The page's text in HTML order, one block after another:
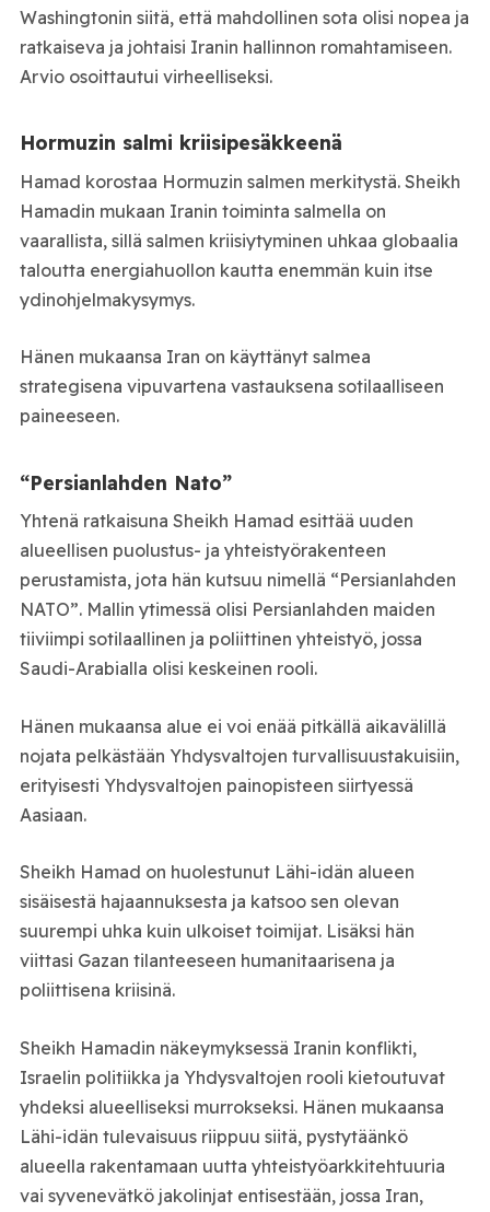
Washingtonin siitä, että mahdollinen sota olisi nopea ja
ratkaiseva ja johtaisi Iranin hallinnon romahtamiseen.
Arvio osoittautui virheelliseksi.
Hormuzin salmi kriisipesäkkeenä
Hamad korostaa Hormuzin salmen merkitystä. Sheikh
Hamadin mukaan Iranin toiminta salmella on
vaarallista, sillä salmen kriisiytyminen uhkaa globaalia
taloutta energiahuollon kautta enemmän kuin itse
ydinohjelmakysymys.
Hänen mukaansa Iran on käyttänyt salmea
strategisena vipuvartena vastauksena sotilaalliseen
paineeseen.
“Persianlahden Nato”
Yhtenä ratkaisuna Sheikh Hamad esittää uuden
alueellisen puolustus- ja yhteistyörakenteen
perustamista, jota hän kutsuu nimellä “Persianlahden
NATO”. Mallin ytimessä olisi Persianlahden maiden
tiiviimpi sotilaallinen ja poliittinen yhteistyö, jossa
Saudi-Arabialla olisi keskeinen rooli.
Hänen mukaansa alue ei voi enää pitkällä aikavälillä
nojata pelkästään Yhdysvaltojen turvallisuustakuisiin,
erityisesti Yhdysvaltojen painopisteen siirtyessä
Aasiaan.
Sheikh Hamad on huolestunut Lähi-idän alueen
sisäisestä hajaannuksesta ja katsoo sen olevan
suurempi uhka kuin ulkoiset toimijat. Lisäksi hän
viittasi Gazan tilanteeseen humanitaarisena ja
poliittisena kriisinä.
Sheikh Hamadin näkeymyksessä Iranin konflikti,
Israelin politiikka ja Yhdysvaltojen rooli kietoutuvat
yhdeksi alueelliseksi murrokseksi. Hänen mukaansa
Lähi-idän tulevaisuus riippuu siitä, pystytäänkö
alueella rakentamaan uutta yhteistyöarkkitehtuuria
vai syvenevätkö jakolinjat entisestään, jossa Iran,